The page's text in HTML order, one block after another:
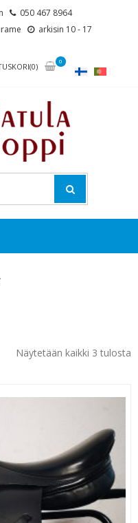
050 467 8964
arkisin 10 - 17
0
Näytetään kaikki 3 tulosta